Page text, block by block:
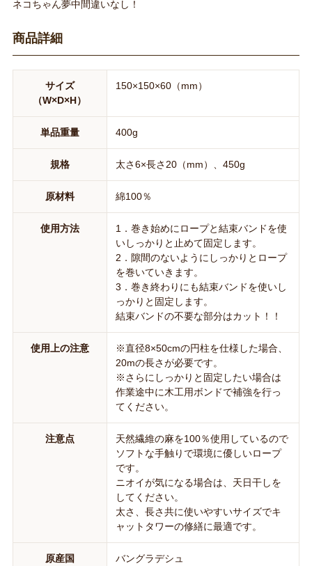
ネコちゃん夢中間違いなし！
商品詳細
サイズ
（W×D×H）
150×150×60（mm）
単品重量 400g
規格 太さ6×長さ20（mm）、450g
原材料 綿100％
使用方法
1．巻き始めにロープと結束バンドを使
いしっかりと止めて固定します。
2．隙間のないようにしっかりとロープ
を巻いていきます。
3．巻き終わりにも結束バンドを使いし
っかりと固定します。
結束バンドの不要な部分はカット！！
使用上の注意
※直径8×50cmの円柱を仕様した場合、
20mの長さが必要です。
※さらにしっかりと固定したい場合は
作業途中に木工用ボンドで補強を行っ
てください。
注意点
天然繊維の麻を100％使用しているので
ソフトな手触りで環境に優しいロープ
です。
ニオイが気になる場合は、天日干しを
してください。
太さ、長さ共に使いやすいサイズでキ
ャットタワーの修繕に最適です。
原産国 バングラデシュ